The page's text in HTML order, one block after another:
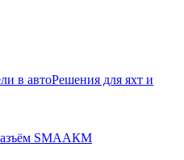
в автоРешения для яхт и
SMAАКМ